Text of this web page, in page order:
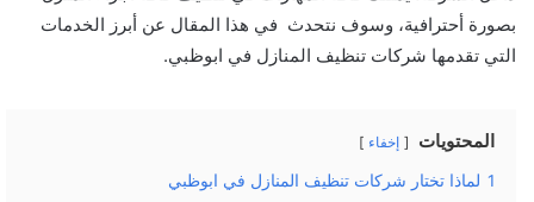
بصورة أحترافية، وسوف نتحدث في هذا المقال عن أبرز الخدمات
التي تقدمها شركات تنظيف المنازل في ابوظبي.
المحتويات إخفاء
1 لماذا تختار شركات تنظيف المنازل في ابوظبي